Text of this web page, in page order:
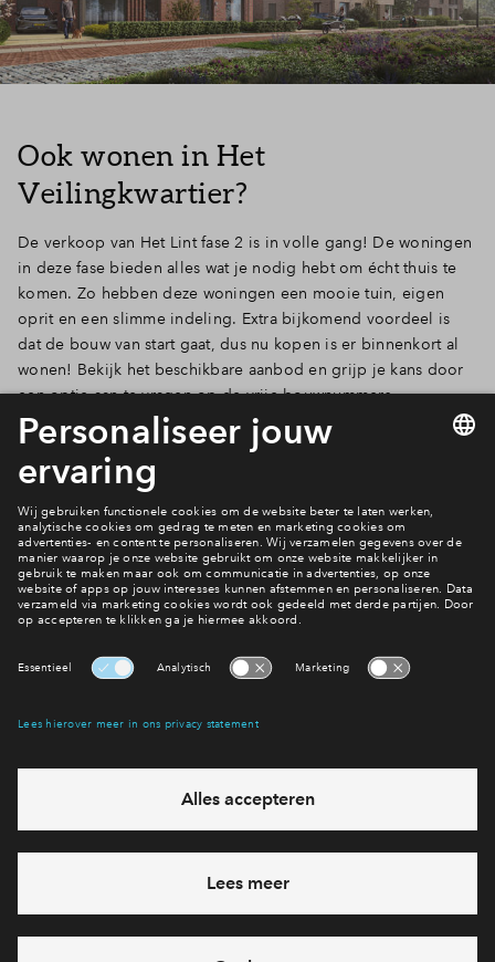
Ook wonen in Het
Veilingkwartier?
De verkoop van Het Lint fase 2 is in volle gang! De woningen
in deze fase bieden alles wat je nodig hebt om écht thuis te
komen. Zo hebben deze woningen een mooie tuin, eigen
oprit en een slimme indeling. Extra bijkomend voordeel is
dat de bouw van start gaat, dus nu kopen is er binnenkort al
wonen! Bekijk het beschikbare aanbod en grijp je kans door
een optie aan te vragen op de vrije bouwnummers.
Ontdek het aanbod!
Neem contact op
Iets vragen?
Interesse? Meld je dan snel aan
Hiermee blijf je op de hoogte van het belangrijkste nieuws en
Ja, ik wil mij aanmelden
Heb je een vraag en wil je direct antwoord? Bel ons op
712 20 71